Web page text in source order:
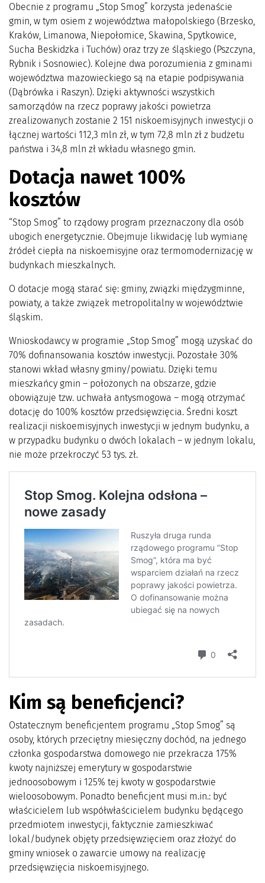
Obecnie z programu „Stop Smog” korzysta jedenaście
gmin, w tym osiem z województwa małopolskiego (Brzesko,
Kraków, Limanowa, Niepołomice, Skawina, Spytkowice,
Sucha Beskidzka i Tuchów) oraz trzy ze śląskiego (Pszczyna,
Rybnik i Sosnowiec). Kolejne dwa porozumienia z gminami
województwa mazowieckiego są na etapie podpisywania
(Dąbrówka i Raszyn). Dzięki aktywności wszystkich
samorządów na rzecz poprawy jakości powietrza
zrealizowanych zostanie 2 151 niskoemisyjnych inwestycji o
łącznej wartości 112,3 mln zł, w tym 72,8 mln zł z budżetu
państwa i 34,8 mln zł wkładu własnego gmin.
Dotacja nawet 100%
kosztów
“Stop Smog” to rządowy program przeznaczony dla osób
ubogich energetycznie. Obejmuje likwidację lub wymianę
źródeł ciepła na niskoemisyjne oraz termomodernizację w
budynkach mieszkalnych.
O dotacje mogą starać się: gminy, związki międzygminne,
powiaty, a także związek metropolitalny w województwie
śląskim.
Wnioskodawcy w programie „Stop Smog” mogą uzyskać do
70% dofinansowania kosztów inwestycji. Pozostałe 30%
stanowi wkład własny gminy/powiatu. Dzięki temu
mieszkańcy gmin – położonych na obszarze, gdzie
obowiązuje tzw. uchwała antysmogowa – mogą otrzymać
dotację do 100% kosztów przedsięwzięcia. Średni koszt
realizacji niskoemisyjnych inwestycji w jednym budynku, a
w przypadku budynku o dwóch lokalach – w jednym lokalu,
nie może przekroczyć 53 tys. zł.
Kim są beneficjenci?
Ostatecznym beneficjentem programu „Stop Smog” są
osoby, których przeciętny miesięczny dochód, na jednego
członka gospodarstwa domowego nie przekracza 175%
kwoty najniższej emerytury w gospodarstwie
jednoosobowym i 125% tej kwoty w gospodarstwie
wieloosobowym. Ponadto beneficjent musi m.in.: być
właścicielem lub współwłaścicielem budynku będącego
przedmiotem inwestycji, faktycznie zamieszkiwać
lokal/budynek objęty przedsięwzięciem oraz złożyć do
gminy wniosek o zawarcie umowy na realizację
przedsięwzięcia niskoemisyjnego.